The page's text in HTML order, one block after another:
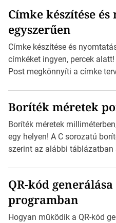
Címke készítése
egyszerűen
Címke készítése és
címkéket ingyen, percek
Post megkönnyíti a címke
igazán foroghatnak a kreatív
zajlik a saját címke
Válasszon méretet és alakot:
méretét. Akár néhány […]
Boríték méretek
Boríték méretek
egy helyen! A C sorozatú
szerint az alábbi táblázatban
mutatja az A4-es papírlaphoz
észak-amerikai boríték
vonatkozik. Boríték
QR-kód
programban
Hogyan működik a QR-kód